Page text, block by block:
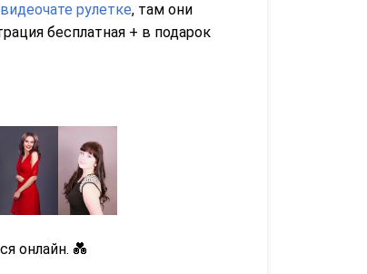
рулетке, там они
бесплатная + в подарок
онлайн. 💑